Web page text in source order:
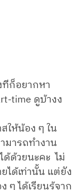
time ดูบ้างง
มารถทำงาน
ด้วยนะคะ  ไม่
ได้เท่านั้น แต่ยัง
ๆ ได้เรียนรู้จาก